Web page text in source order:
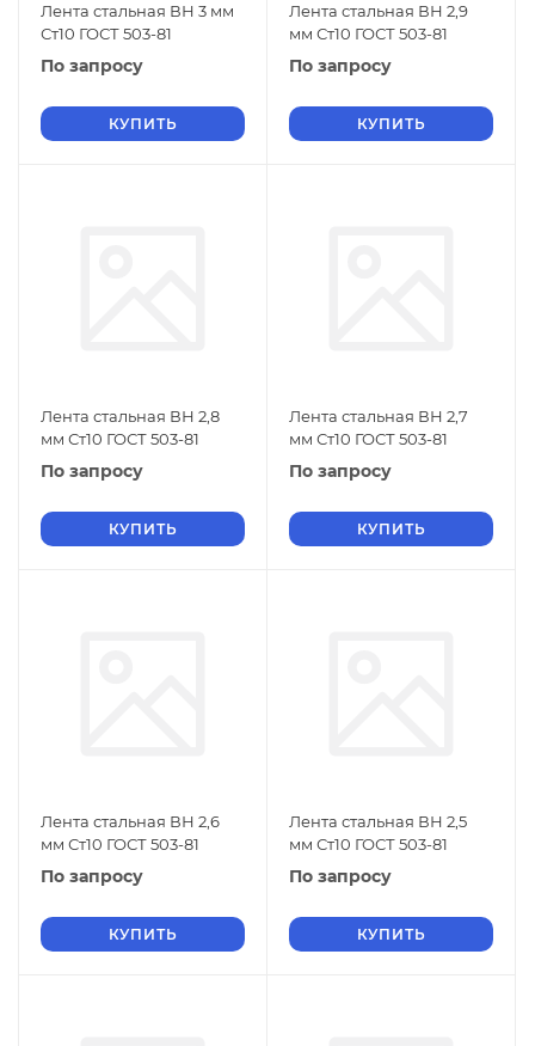
Лента стальная ВН 3 мм
Ст10 ГОСТ 503-81
По запросу
КУПИТЬ
Лента стальная ВН 2,9
мм Ст10 ГОСТ 503-81
По запросу
КУПИТЬ
Лента стальная ВН 2,8
мм Ст10 ГОСТ 503-81
По запросу
КУПИТЬ
Лента стальная ВН 2,7
мм Ст10 ГОСТ 503-81
По запросу
КУПИТЬ
Лента стальная ВН 2,6
мм Ст10 ГОСТ 503-81
По запросу
КУПИТЬ
Лента стальная ВН 2,5
мм Ст10 ГОСТ 503-81
По запросу
КУПИТЬ